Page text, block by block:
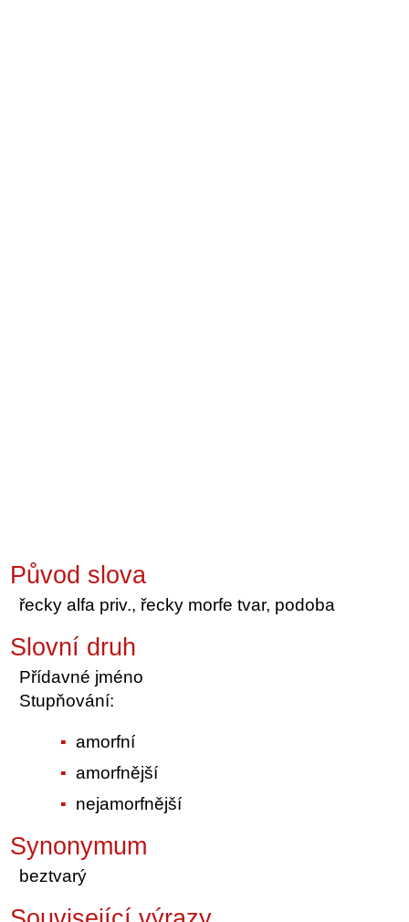
Původ slova
řecky alfa priv., řecky morfe tvar, podoba
Slovní druh
Přídavné jméno
Stupňování:
amorfní
amorfnější
nejamorfnější
Synonymum
beztvarý